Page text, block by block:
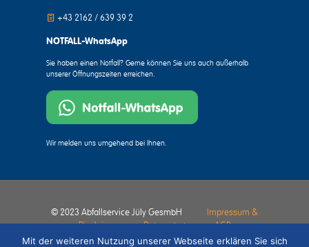
+43 2162 / 639 39 2
NOTFALL-WhatsApp
Sie haben einen Notfall? Gerne können Sie uns auch außerhalb
unserer Öffnungszeiten erreichen.
Wir melden uns umgehend bei Ihnen.
© 2023 Abfallservice Jüly GesmbH
Impressum &
Disclaimer
Datenschutz AGB
Mit der weiteren Nutzung unserer Webseite erklären Sie sich